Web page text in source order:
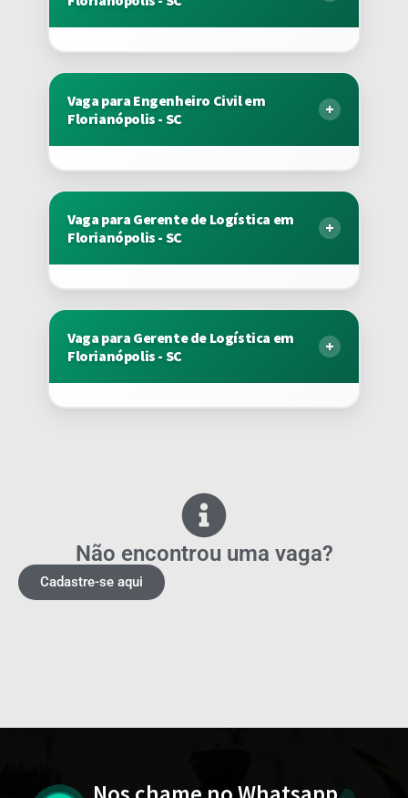
Vaga para Engenheiro Civil em
Florianópolis - SC
Vaga para Gerente de Logística em
Florianópolis - SC
Vaga para Gerente de Logística em
Florianópolis - SC
Não encontrou uma vaga?
Cadastre-se aqui